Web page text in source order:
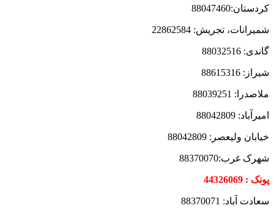
کردستان:88047460
شمیرانات، تجریش: 22862584
گاندی: 88032516
شیراز: 88615316
ملاصدرا: 88039251
امیرآباد: 88042809
خیابان ولیعصر: 88042809
شهرک غرب:88370070
پونک : 44326069
سعادت آباد: 88370071